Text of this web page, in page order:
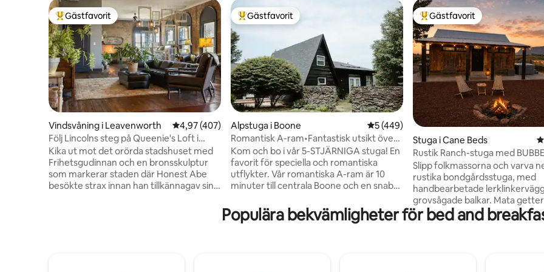
Populär gästfavorit
Gästfavorit
Vindsvåning i Leavenworth 4,97 av 5 i genomsnittligt betyg, 407 omdömen
4,97 (407)
Följ Lincolns steg på Queenie's Loft i
Leavenworth
Kika ut mot det orörda stadshuset med
Frihetsgudinnan och en bronsskulptur
som markerar staden där Honest Abe
besökte strax innan han tillkännagav sin
Populär gästfavorit
Gästfavorit
Alpstuga i Boone 5 av 5 i genomsnittligt betyg, 449
5 (449)
Romantisk A-ram•Fantastisk utsikt över
bergen•Episk dusch
Kom och bo i vår 5-STJÄRNIGA stuga! En
favorit för speciella och romantiska
utflykter. Vår romantiska A-ram är 10
minuter till centrala Boone och en snabb
utsikt över Grandfather Mountain har
denna utsikt kallats en av de bästa i
Populär gästfavorit
Gästfavorit
Stuga i Cane Beds
Rustik Ranch-stuga med
och fantastisk utsikt! Zion
Slipp folkmassorna och varva
rustika bondgårdsstuga, med
handbearbetade
grovsågade balkar. Mata getterna och
hästarna, utforska vår privata
betande boskap, njut av
s'mores och stjärnor. Njut av
Populära bekvämligheter för bed and